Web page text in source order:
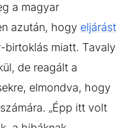
a magyar
azután, hogy eljárást
birtoklás miatt. Tavaly
de reagált a
elmondva, hogy
„Épp itt volt